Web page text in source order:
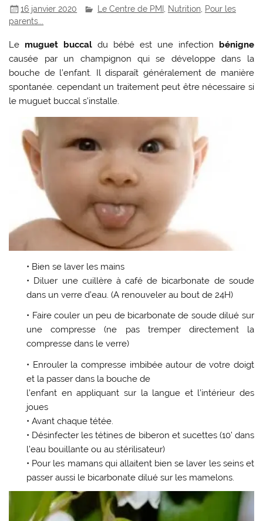
16 janvier 2020 Le Centre de PMI Nutrition Pour les
parents...
Le muguet buccal du bébé est une infection bénigne
causée par un champignon qui se développe dans la
bouche de l’enfant. Il disparaît généralement de manière
spontanée. cependant un traitement peut être nécessaire si
le muguet buccal s’installe.
• Bien se laver les mains
• Diluer une cuillère à café de bicarbonate de soude
dans un verre d’eau. (A renouveler au bout de 24H)
• Faire couler un peu de bicarbonate de soude dilué sur
une compresse (ne pas tremper directement la
compresse dans le verre)
• Enrouler la compresse imbibée autour de votre doigt
et la passer dans la bouche de
l’enfant en appliquant sur la langue et l’intérieur des
joues
• Avant chaque tétée.
• Désinfecter les tétines de biberon et sucettes (10’ dans
l’eau bouillante ou au stérilisateur)
• Pour les mamans qui allaitent bien se laver les seins et
passer aussi le bicarbonate dilué sur les mamelons.